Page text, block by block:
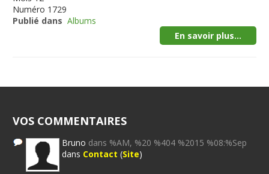
Numéro 1729
Publié dans Albums
En savoir plus...
VOS COMMENTAIRES
Bruno dans %AM, %20 %404 %2015 %08:%Sep
dans Contact (Site)